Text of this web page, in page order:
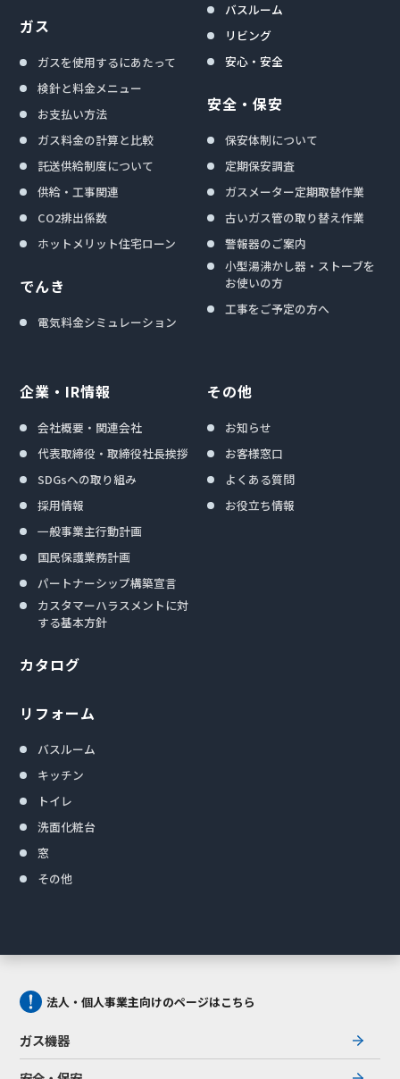
ガス
ガスを使用するにあたって
検針と料金メニュー
お支払い方法
ガス料金の計算と比較
託送供給制度について
供給・工事関連
CO2排出係数
ホットメリット住宅ローン
でんき
電気料金シミュレーション
バスルーム
リビング
安心・安全
安全・保安
保安体制について
定期保安調査
ガスメーター定期取替作業
古いガス管の取り替え作業
警報器のご案内
小型湯沸かし器・ストーブを
お使いの方
工事をご予定の方へ
企業・IR情報
会社概要・関連会社
代表取締役・取締役社長挨拶
SDGsへの取り組み
採用情報
一般事業主行動計画
国民保護業務計画
パートナーシップ構築宣言
カスタマーハラスメントに対
する基本方針
カタログ
リフォーム
バスルーム
キッチン
トイレ
洗面化粧台
窓
その他
その他
お知らせ
お客様窓口
よくある質問
お役立ち情報
法人・個人事業主向けのページはこちら
ガス機器